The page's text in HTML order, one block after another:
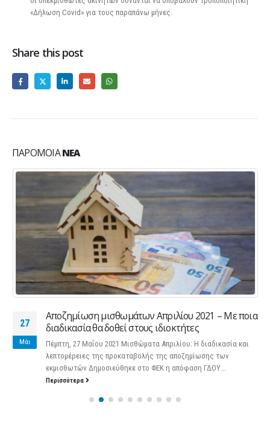
«Δήλωση Covid» για τους παραπάνω μήνες.
Share this post
ΠΑΡΌΜΟΙΑΝΈΑ
27
Μάι
Αποζημίωση μισθωμάτων Απριλίου 2021 – Με ποια
διαδικασία θα δοθεί στους ιδιοκτήτες
Πέμπτη, 27 Μαΐου 2021 Μισθώματα Απριλίου: Η διαδικασία και
λεπτομέρειες της προκαταβολής της αποζημίωσης των
εκμισθωτών Δημοσιεύθηκε στο ΦΕΚ η απόφαση ΓΔΟΥ...
Περισσότερα